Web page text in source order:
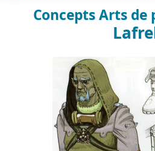
Concepts Arts de